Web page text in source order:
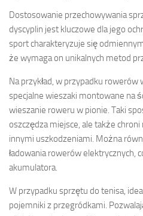
Dostosowanie przechowywania
dyscyplin jest kluczowe dla jego
sport charakteryzuje się
że wymaga on unikalnych metod
Na przykład, w przypadku
specjalne wieszaki montowane na
wieszanie roweru w pionie. Taki
oszczędza miejsce, ale także
innymi uszkodzeniami. Można
ładowania rowerów elektrycznych,
akumulatora.
W przypadku sprzętu do tenisa,
pojemniki z przegródkami.